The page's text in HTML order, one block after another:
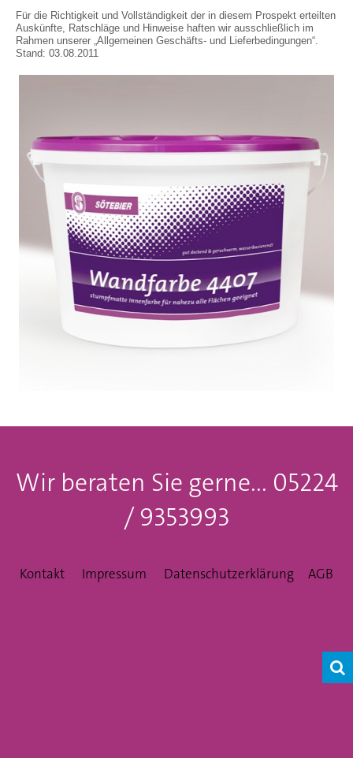
Für die Richtigkeit und Vollständigkeit der in diesem Prospekt erteilten
Auskünfte, Ratschläge und Hinweise haften wir ausschließlich im
Rahmen unserer „Allgemeinen Geschäfts- und Lieferbedingungen“.
Stand: 03.08.2011
Wir beraten Sie gerne... 05224
/ 9353993
Kontakt Impressum Datenschutzerklärung AGB